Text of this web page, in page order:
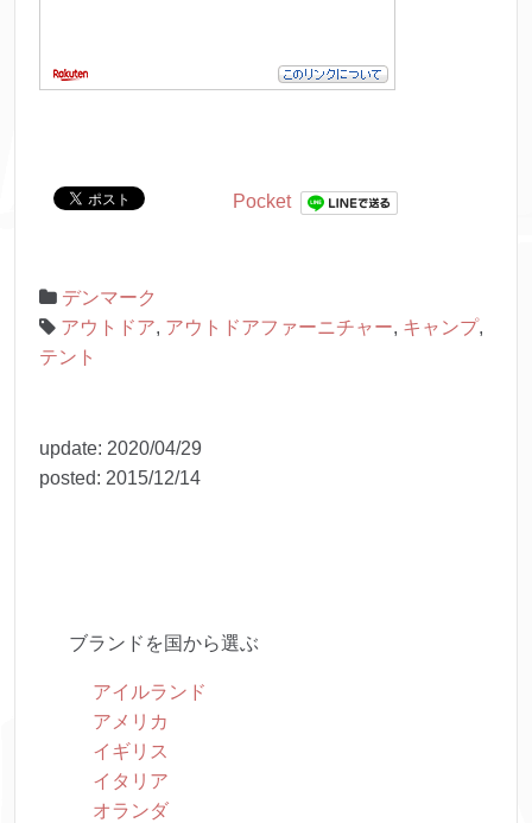
Pocket
デンマーク
アウトドア, アウトドアファーニチャー, キャンプ,
テント
update: 2020/04/29
posted: 2015/12/14
ブランドを国から選ぶ
アイルランド
アメリカ
イギリス
イタリア
オランダ